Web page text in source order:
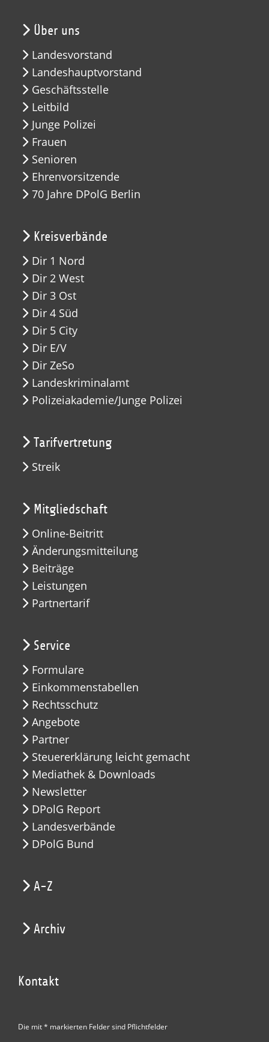
Über uns
Landesvorstand
Landeshauptvorstand
Geschäftsstelle
Leitbild
Junge Polizei
Frauen
Senioren
Ehrenvorsitzende
70 Jahre DPolG Berlin
Kreisverbände
Dir 1 Nord
Dir 2 West
Dir 3 Ost
Dir 4 Süd
Dir 5 City
Dir E/V
Dir ZeSo
Landeskriminalamt
Polizeiakademie/Junge Polizei
Tarifvertretung
Streik
Mitgliedschaft
Online-Beitritt
Änderungsmitteilung
Beiträge
Leistungen
Partnertarif
Service
Formulare
Einkommenstabellen
Rechtsschutz
Angebote
Partner
Steuererklärung leicht gemacht
Mediathek & Downloads
Newsletter
DPolG Report
Landesverbände
DPolG Bund
A-Z
Archiv
Kontakt
Die mit * markierten Felder sind Pflichtfelder